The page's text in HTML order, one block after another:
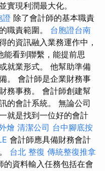
實現利潤最大化。
證 除了會計師的基本職責
職責範圍。 台胞證台南
的資訊融入業務運作中，
能看到聯繫，能提前思
就業形式。 他幫助準備
。 會計師是企業財務事
務事務。 會計師創建幫
的會計系統。 無論公司
就是找到一位好的會計
燴 清潔公司 台中腳底按
會計師應具備財務會計
台北 整復 傳統整復推拿
的資料輸入任務包括在會